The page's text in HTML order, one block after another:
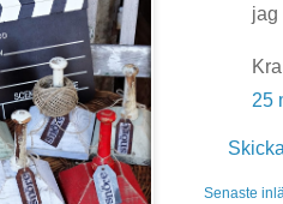
jag
25
Senaste